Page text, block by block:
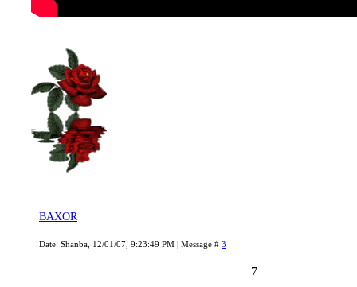
BAXOR
Date: Shanba, 12/01/07, 9:23:49 PM | Message # 3
7